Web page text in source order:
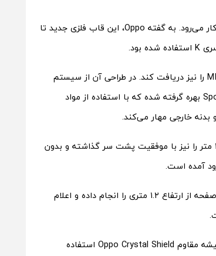
این آلیاژ همان جنسی است که در هواپیماهای پیشرفته به‌کار می‌رود. به گفته Oppo، این قاب فلزی جدید تا
گوشی K13x توانسته استانداردهای مقاومت SGS و MIL-STD را نیز دریافت کند. در طراحی آن از سیستم
جذب ضربه‌ای به نام Sponge Biomimetic Shock Absorption بهره گرفته شده که با استفاده از مواد
بدنه خارجی مهار می‌کند.
این گوشی آزمایش سقوط واقعی از ارتفاع‌های بین ۱.۱ تا ۱.۳ متر را نیز با موفقیت پشت سر گذاشته و بدون
آمده است.
Oppo حتی آزمایش افتادن گوشی به صورت مستقیم روی صفحه از ارتفاع ۱.۲ متری را انجام داده و اعلام
K13x دارای گواهی IP65 در برابر آب و گردوغبار است و از شیشه مقاوم Oppo Crystal Shield استفاده